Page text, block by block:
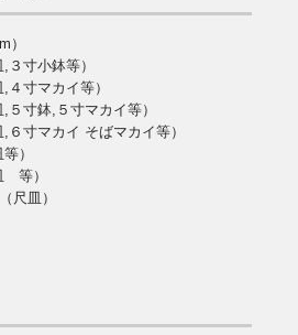
）
３寸小鉢等）
４寸マカイ等）
５寸鉢,５寸マカイ等）
６寸マカイ そばマカイ等）
）
等）
尺皿）